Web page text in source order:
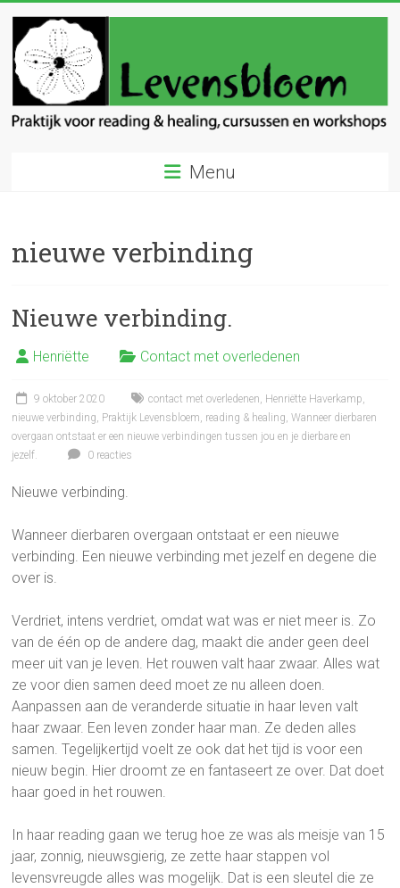
inhoud
Levensbloem
en
Menu
nieuwe verbinding
Nieuwe verbinding.
Henriëtte Contact met overledenen
9 oktober 2020 contact met overledenen, Henriëtte Haverkamp,
nieuwe verbinding, Praktijk Levensbloem, reading & healing,Wanneer dierbaren
overgaan ontstaat er een nieuwe verbindingen tussen jou en je dierbare en
jezelf.
0 reacties
Nieuwe verbinding.
Wanneer dierbaren overgaan ontstaat er een nieuwe
verbinding. Een nieuwe verbinding met jezelf en degene die
over is.
Verdriet, intens verdriet, omdat wat was er niet meer is. Zo
van de één op de andere dag, maakt die ander geen deel
meer uit van je leven. Het rouwen valt haar zwaar. Alles wat
ze voor dien samen deed moet ze nu alleen doen.
Aanpassen aan de veranderde situatie in haar leven valt
haar zwaar. Een leven zonder haar man. Ze deden alles
samen. Tegelijkertijd voelt ze ook dat het tijd is voor een
nieuw begin. Hier droomt ze en fantaseert ze over. Dat doet
haar goed in het rouwen.
In haar reading gaan we terug hoe ze was als meisje van 15
jaar, zonnig, nieuwsgierig, ze zette haar stappen vol
levensvreugde alles was mogelijk. Dat is een sleutel die ze